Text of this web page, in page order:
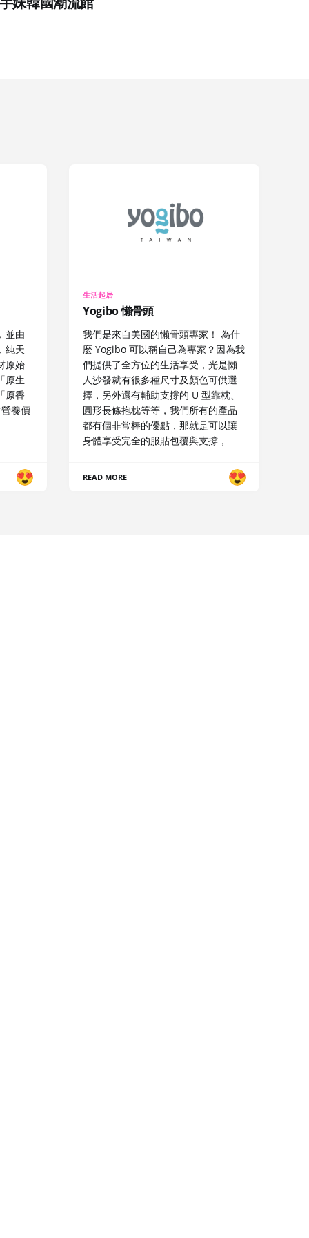
並由
純天
原始
原生
原香
養價
生活起居
Yogibo 懶骨頭
我們是來自美國的懶骨頭專家！ 為什
麼 Yogibo 可以稱自己為專家？因為我
們提供了全方位的生活享受，光是懶
人沙發就有很多種尺寸及顏色可供選
擇，另外還有輔助支撐的 U 型靠枕、
圓形長條抱枕等等，我們所有的產品
都有個非常棒的優點，那就是可以讓
身體享受完全的服貼包覆與支撐，
READ MORE